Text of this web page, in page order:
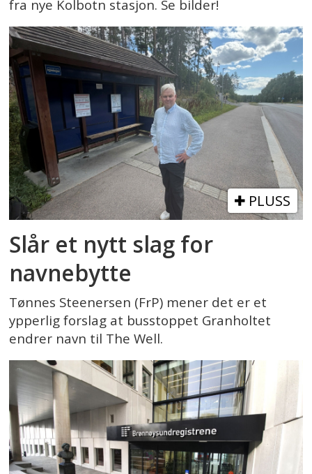
fra nye Kolbotn stasjon. Se bilder!
PLUSS
Slår et nytt slag for
navnebytte
Tønnes Steenersen (FrP) mener det er et
ypperlig forslag at busstoppet Granholtet
endrer navn til The Well.